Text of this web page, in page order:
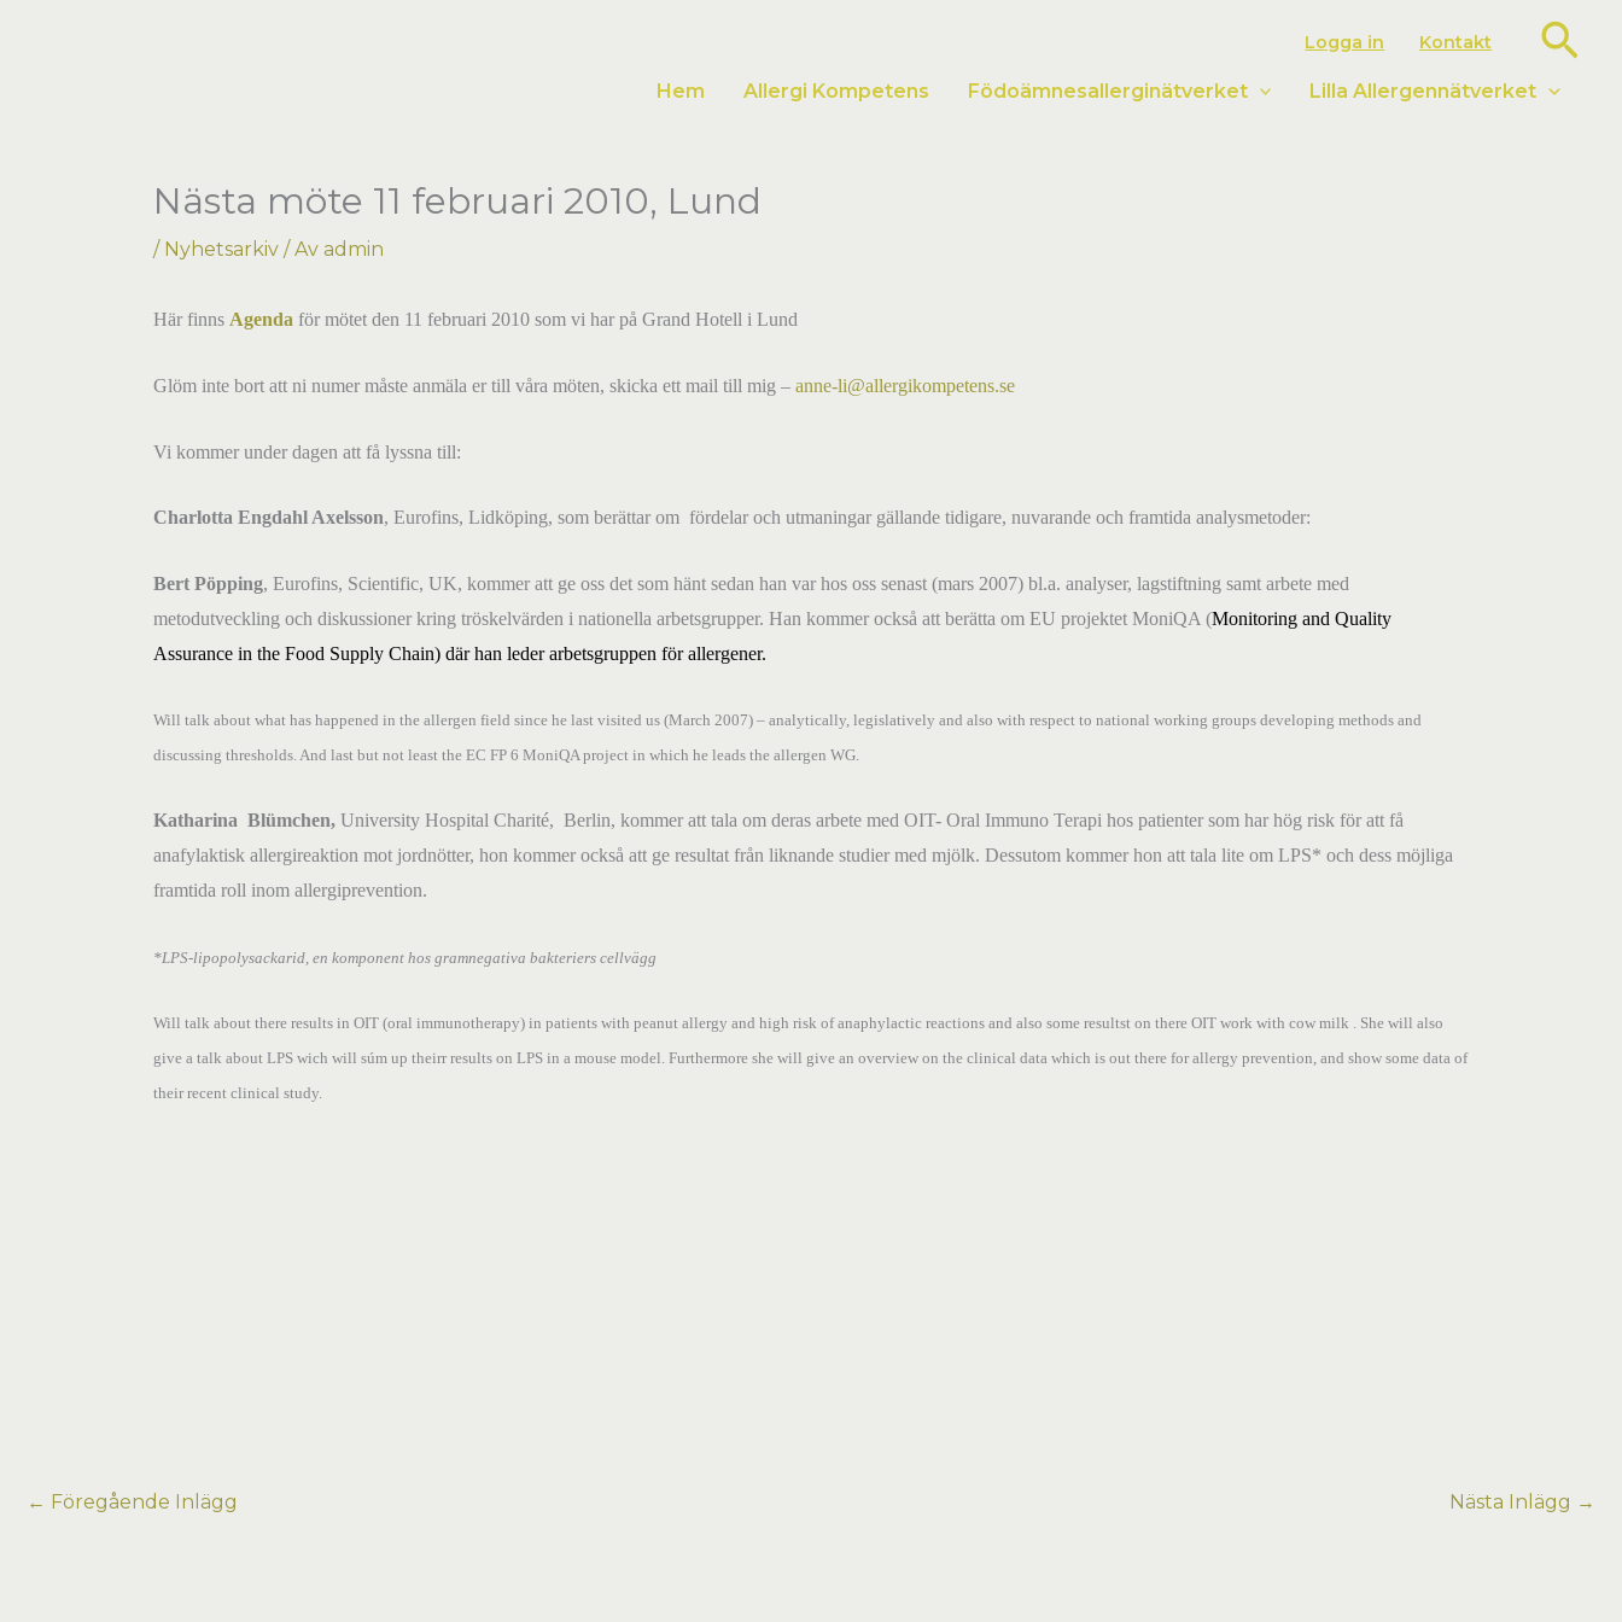
Logga in Kontakt Sök
Hem Allergi Kompetens Födoämnesallerginätverket Lilla Allergennätverket
Nästa möte 11 februari 2010, Lund
/ Nyhetsarkiv/ Av admin
Här finns Agendaför mötet den 11 februari 2010 som vi har på Grand Hotell i Lund
Glöm inte bort att ni numer måste anmäla er till våra möten, skicka ett mail till mig – anne-li@allergikompetens.se
Vi kommer under dagen att få lyssna till:
Charlotta Engdahl Axelsson, Eurofins, Lidköping, som berättar om fördelar och utmaningar gällande tidigare, nuvarande och framtida analysmetoder:
Bert Pöpping, Eurofins, Scientific, UK, kommer att ge oss det som hänt sedan han var hos oss senast (mars 2007) bl.a. analyser, lagstiftning samt arbete med
metodutveckling och diskussioner kring tröskelvärden i nationella arbetsgrupper. Han kommer också att berätta om EU projektet MoniQA (Monitoring and Quality
Assurance in the Food Supply Chain) där han leder arbetsgruppen för allergener.
Will talk about what has happened in the allergen field since he last visited us (March 2007) – analytically, legislatively and also with respect to national working groups developing methods and
discussing thresholds. And last but not least the EC FP 6 MoniQA project in which he leads the allergen WG.
Katharina Blümchen, University Hospital Charité, Berlin, kommer att tala om deras arbete med OIT- Oral Immuno Terapi hos patienter som har hög risk för att få
anafylaktisk allergireaktion mot jordnötter, hon kommer också att ge resultat från liknande studier med mjölk. Dessutom kommer hon att tala lite om LPS* och dess möjliga
framtida roll inom allergiprevention.
*LPS-lipopolysackarid, en komponent hos gramnegativa bakteriers cellvägg
Will talk about there results in OIT (oral immunotherapy) in patients with peanut allergy and high risk of anaphylactic reactions and also some resultst on there OIT work with cow milk . She will also
give a talk about LPS wich will súm up theirr results on LPS in a mouse model. Furthermore she will give an overview on the clinical data which is out there for allergy prevention, and show some data of
their recent clinical study.
← Föregående Inlägg Nästa Inlägg →